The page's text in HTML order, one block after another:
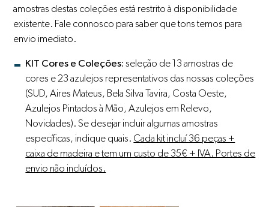
amostras destas coleções está restrito à disponibilidade
existente. Fale connosco para saber que tons temos para
envio imediato.
KIT Cores e Coleções: seleção de 13 amostras de
cores e 23 azulejos representativos das nossas coleções
(SUD, Aires Mateus, Bela Silva Tavira, Costa Oeste,
Azulejos Pintados à Mão, Azulejos em Relevo,
Novidades). Se desejar incluir algumas amostras
específicas, indique quais. Cada kit incluí 36 peças +
caixa de madeira e tem um custo de 35€ + IVA. Portes de
envio não incluídos.